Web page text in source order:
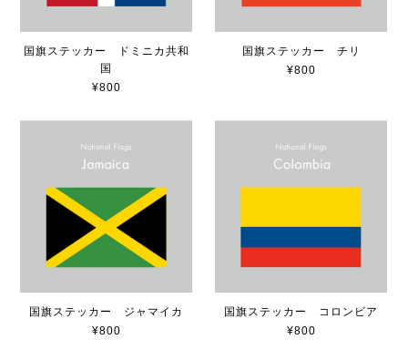
国旗ステッカー ドミニカ共和
国
¥800
国旗ステッカー チリ
¥800
国旗ステッカー ジャマイカ
¥800
国旗ステッカー コロンビア
¥800